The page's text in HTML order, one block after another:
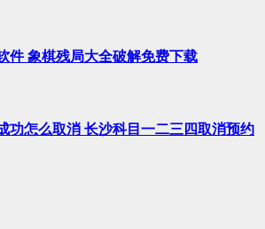
件 象棋残局大全破解免费下载
功怎么取消 长沙科目一二三四取消预约